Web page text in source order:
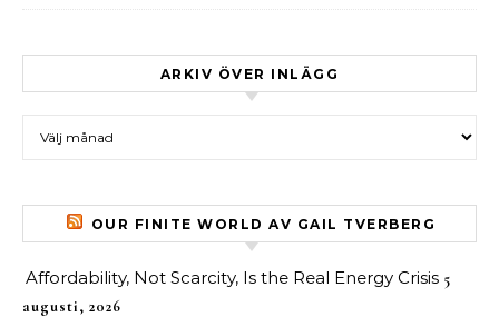
ARKIV ÖVER INLÄGG
OUR FINITE WORLD AV GAIL TVERBERG
Affordability, Not Scarcity, Is the Real Energy Crisis 5
augusti, 2026